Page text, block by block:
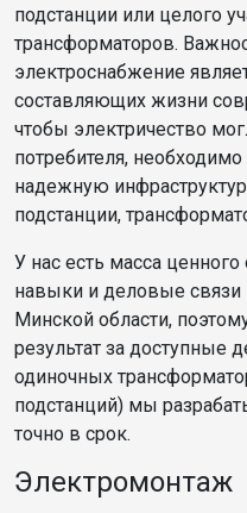
подстанции или целого
трансформаторов.
электроснабжение
составляющих жизни
чтобы электричество
потребителя,
надежную
подстанции,
У нас есть масса
навыки и деловые связи
Минской области,
результат за
одиночных
подстанций) мы
точно в срок.
Электромонтаж